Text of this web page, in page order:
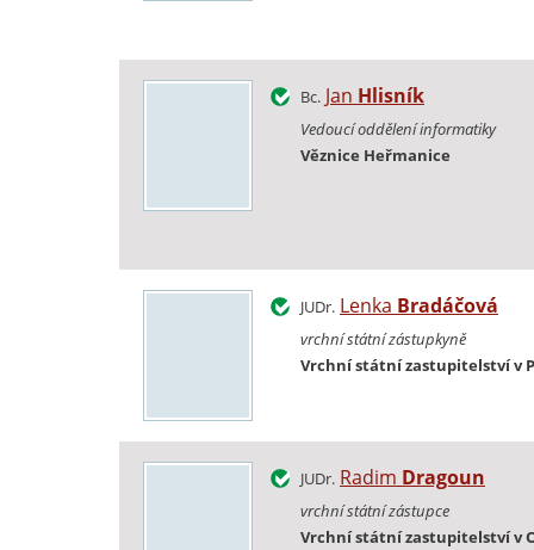
Bc. Jan Hlisník
Vedoucí oddělení informatiky
Věznice Heřmanice
JUDr. Lenka Bradáčová
vrchní státní zástupkyně
Vrchní státní zastupitelství v
JUDr. Radim Dragoun
vrchní státní zástupce
Vrchní státní zastupitelství v